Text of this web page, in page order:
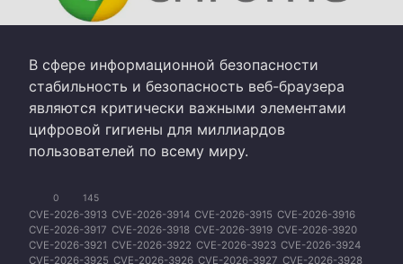
В сфере информационной безопасности
стабильность и безопасность веб-браузера
являются критически важными элементами
цифровой гигиены для миллиардов
пользователей по всему миру.
0 145
CVE-2026-3913 CVE-2026-3914 CVE-2026-3915 CVE-2026-3916
CVE-2026-3917 CVE-2026-3918 CVE-2026-3919 CVE-2026-3920
CVE-2026-3921 CVE-2026-3922 CVE-2026-3923 CVE-2026-3924
CVE-2026-3925 CVE-2026-3926 CVE-2026-3927 CVE-2026-3928